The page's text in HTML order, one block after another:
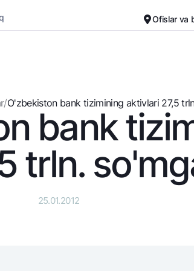
Kartalar
Bepul
Premial
Sayohatchiga
Ofislar va
Oq-qora versiya
Ovozni yoqish
/O'zbekiston bank tizimining aktivlari 27,5
bank
trln.
25.01.2012